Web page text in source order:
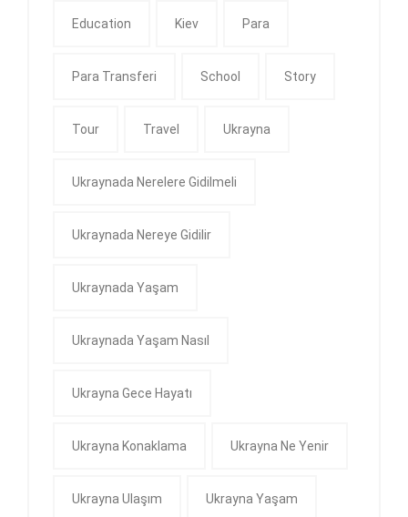
Education Kiev Para
Para Transferi School Story
Tour Travel Ukrayna
Ukraynada Nerelere Gidilmeli
Ukraynada Nereye Gidilir
Ukraynada Yaşam
Ukraynada Yaşam Nasıl
Ukrayna Gece Hayatı
Ukrayna Konaklama Ukrayna Ne Yenir
Ukrayna Ulaşım Ukrayna Yaşam